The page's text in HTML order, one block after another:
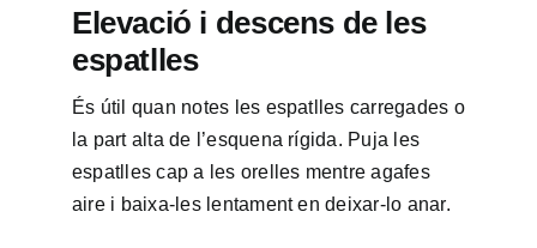
Elevació i descens de les
espatlles
És útil quan notes les espatlles carregades o
la part alta de l’esquena rígida. Puja les
espatlles cap a les orelles mentre agafes
aire i baixa-les lentament en deixar-lo anar.